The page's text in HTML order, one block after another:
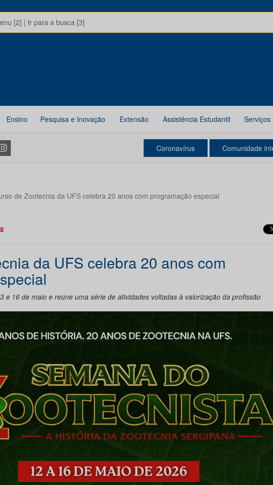
[2] | Ir para a busca [3]
Ensino Pesquisa e Inovação Extensão Assistência Estudantil Serviços
Coronavírus Comunidade
de Zootecnia da UFS celebra 20 anos com programação especial
da UFS celebra 20 anos com
e 16 de maio e reúne uma série de atividades voltadas à valorização da profissão